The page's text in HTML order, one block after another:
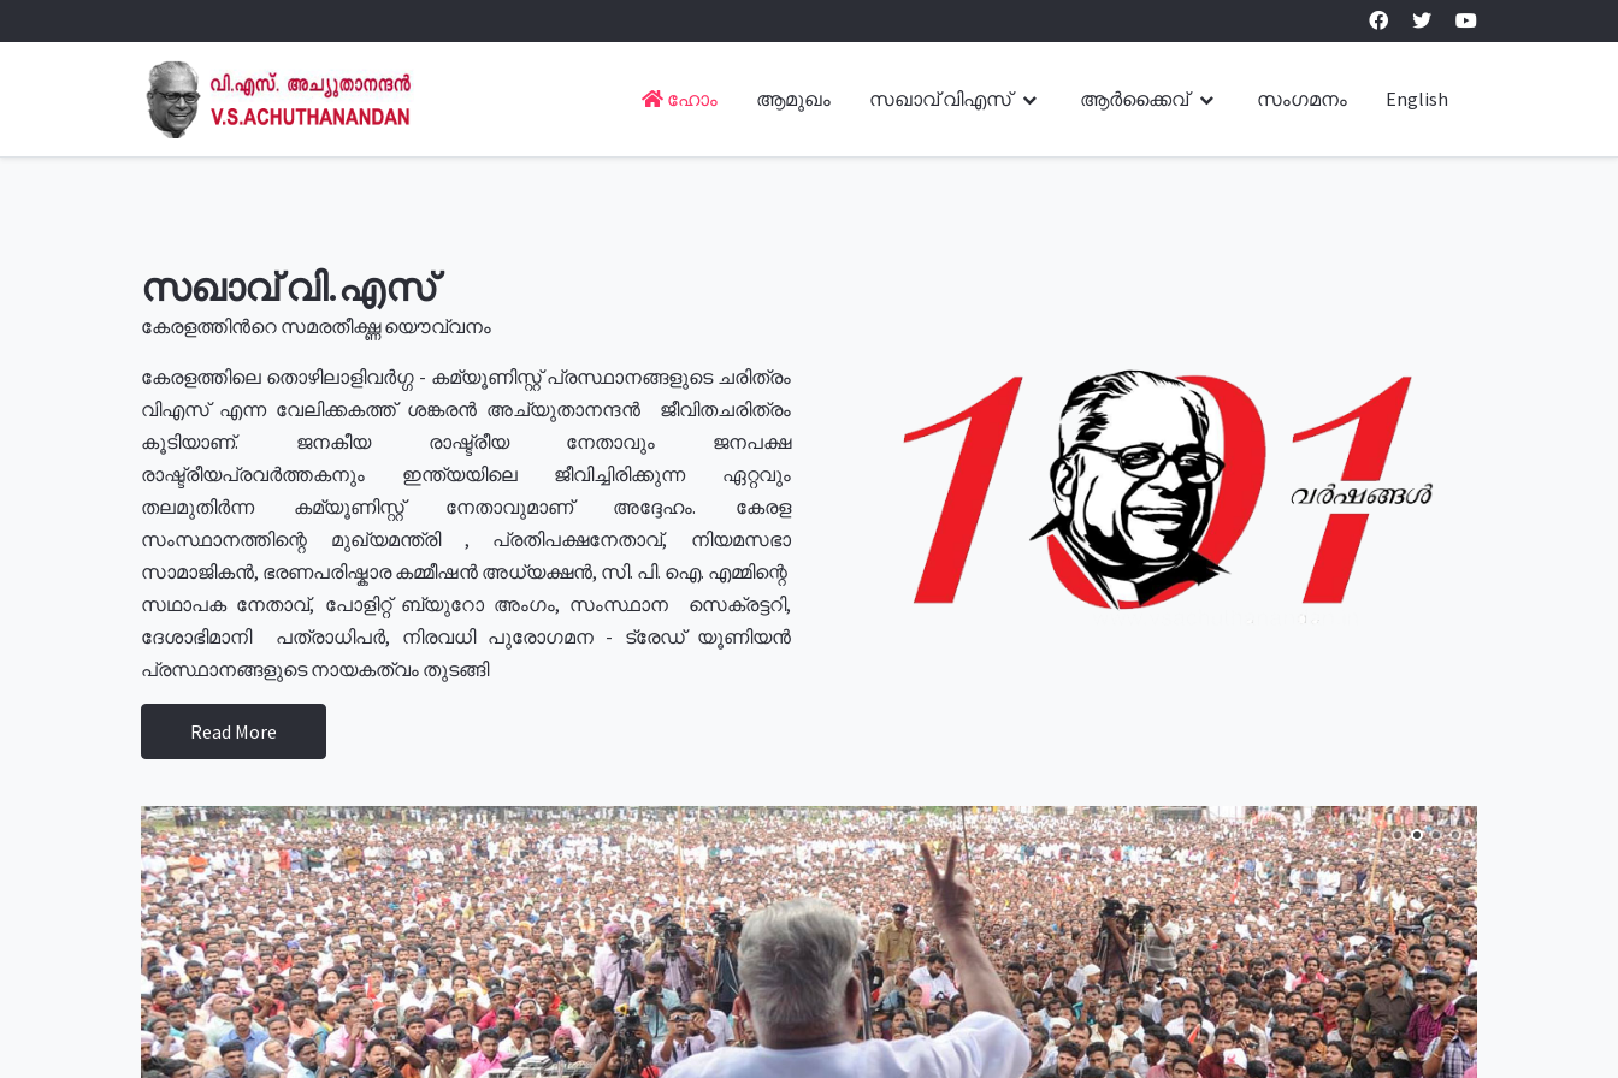
ഹോം ആമുഖം സഖാവ് വിഎസ് ആർക്കൈവ് സംഗമനം English
സഖാവ് വി.എസ്
കേരളത്തിൻറെ സമരതീക്ഷ്ണ യൌവ്വനം
കേരളത്തിലെ തൊഴിലാളിവർഗ്ഗ - കമ്യൂണിസ്റ്റ് പ്രസ്ഥാനങ്ങളുടെ ചരിത്രം
വിഎസ് എന്ന വേലിക്കകത്ത് ശങ്കരൻ അച്യുതാനന്ദൻ ജീവിതചരിത്രം
കൂടിയാണ്. ജനകീയ രാഷ്ട്രീയ നേതാവും ജനപക്ഷ
രാഷ്ട്രീയപ്രവർത്തകനും ഇന്ത്യയിലെ ജീവിച്ചിരിക്കുന്ന ഏറ്റവും
തലമുതിർന്ന കമ്യൂണിസ്റ്റ് നേതാവുമാണ് അദ്ദേഹം. കേരള
സംസ്ഥാനത്തിന്റെ മുഖ്യമന്ത്രി , പ്രതിപക്ഷനേതാവ്, നിയമസഭാ
സാമാജികൻ, ഭരണപരിഷ്കാര കമ്മീഷൻ അധ്യക്ഷൻ, സി. പി. ഐ. എമ്മിന്റെ
സഥാപക നേതാവ്, പോളിറ്റ് ബ്യുറോ അംഗം, സംസ്ഥാന സെക്രട്ടറി,
ദേശാഭിമാനി പത്രാധിപർ, നിരവധി പുരോഗമന - ട്രേഡ് യൂണിയൻ
പ്രസ്ഥാനങ്ങളുടെ നായകത്വം തുടങ്ങി
Read More